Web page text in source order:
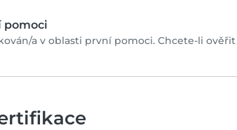
pomoci
a v oblasti první pomoci. Chcete-li